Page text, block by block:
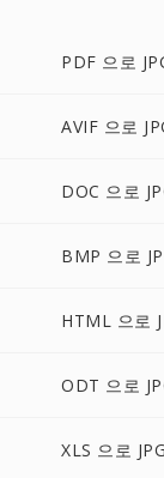
PDF 으로
AVIF 으로
DOC 으로
BMP 으로
HTML 으로
ODT 으로
XLS 으로 JPG